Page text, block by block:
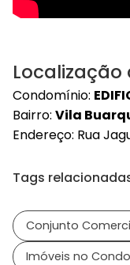
Localização
Condomínio:
Bairro: Vila
Endereço: Rua
Tags
Conjunto
Imóveis no